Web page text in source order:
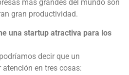
más grandes del mundo son
gran productividad.
una startup atractiva para los
decir que un
en tres cosas: